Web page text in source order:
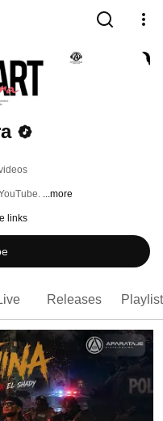
...more
links
Releases